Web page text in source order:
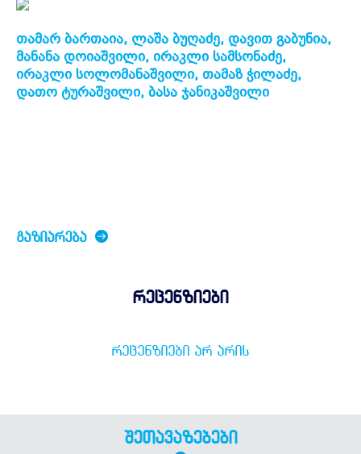
თამარ ბართაია, ლაშა ბუღაძე, დავით გაბუნია,
მანანა დოიაშვილი, ირაკლი სამსონაძე,
ირაკლი სოლომანაშვილი, თამაზ ჭილაძე,
დათო ტურაშვილი, ბასა ჯანიკაშვილი
ᲒᲐᲖᲘᲐᲠᲔᲑᲐ
რეცენზიები
ᲠᲔᲪᲔᲜᲖᲘᲔᲑᲘ ᲐᲠ ᲐᲠᲘᲡ
შეთავაზებები